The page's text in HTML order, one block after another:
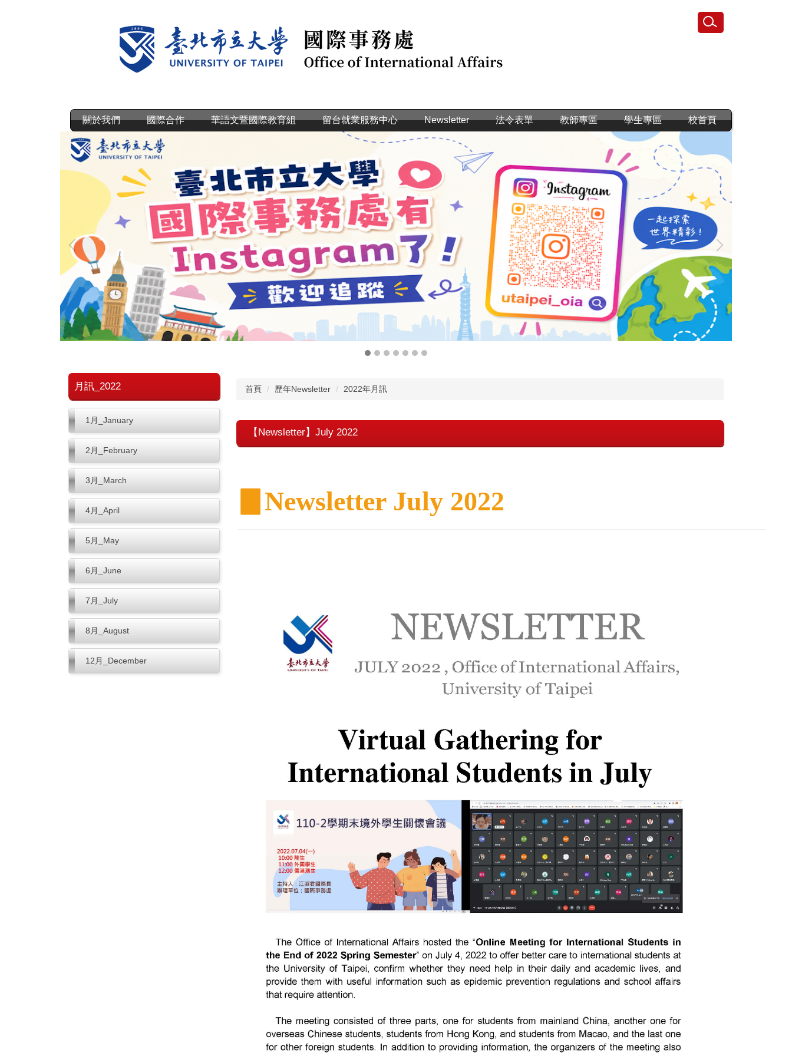
關於我們 國際合作 華語文暨國際教育組 留台就業服務中心 Newsletter 法令表單 教師專區 學生專區 校首頁
月訊_2022
1月_January
2月_February
3月_March
4月_April
5月_May
6月_June
7月_July
8月_August
12月_December
首頁 歷年Newsletter 2022年月訊
【Newsletter】July 2022
Newsletter July 2022